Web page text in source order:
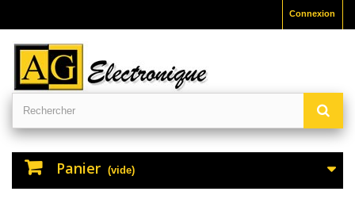
Connexion
Panier (vide)